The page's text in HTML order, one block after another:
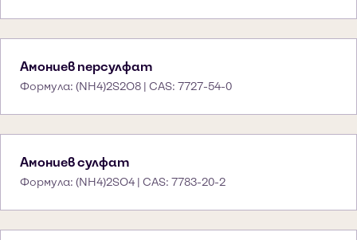
Амониев персулфат
Формула: (NH4)2S2O8 | CAS: 7727-54-0
Амониев сулфат
Формула: (NH4)2SO4 | CAS: 7783-20-2